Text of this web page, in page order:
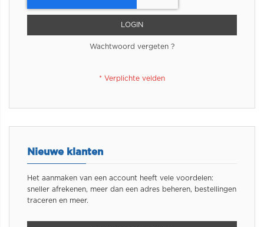
LOGIN
Wachtwoord vergeten ?
Nieuwe klanten
Het aanmaken van een account heeft vele voordelen:
sneller afrekenen, meer dan een adres beheren, bestellingen
traceren en meer.